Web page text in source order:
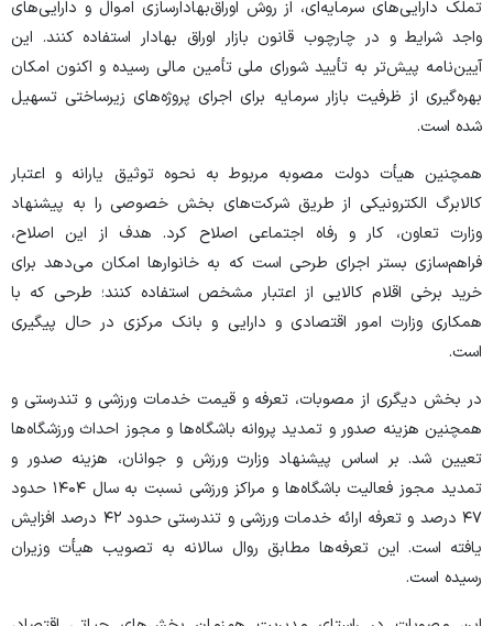
تملک دارایی‌های سرمایه‌ای، از روش اوراق‌بهادارسازی اموال و دارایی‌های
واجد شرایط و در چارچوب قانون بازار اوراق بهادار استفاده کنند. این
آیین‌نامه پیش‌تر به تأیید شورای ملی تأمین مالی رسیده و اکنون امکان
بهره‌گیری از ظرفیت بازار سرمایه برای اجرای پروژه‌های زیرساختی تسهیل
شده است.
همچنین هیأت دولت مصوبه مربوط به نحوه توثیق یارانه و اعتبار
کالابرگ الکترونیکی از طریق شرکت‌های بخش خصوصی را به پیشنهاد
وزارت تعاون، کار و رفاه اجتماعی اصلاح کرد. هدف از این اصلاح،
فراهم‌سازی بستر اجرای طرحی است که به خانوار‌ها امکان می‌دهد برای
خرید برخی اقلام کالایی از اعتبار مشخص استفاده کنند؛ طرحی که با
همکاری وزارت امور اقتصادی و دارایی و بانک مرکزی در حال پیگیری
است.
در بخش دیگری از مصوبات، تعرفه و قیمت خدمات ورزشی و تندرستی و
همچنین هزینه صدور و تمدید پروانه باشگاه‌ها و مجوز احداث ورزشگاه‌ها
تعیین شد. بر اساس پیشنهاد وزارت ورزش و جوانان، هزینه صدور و
تمدید مجوز فعالیت باشگاه‌ها و مراکز ورزشی نسبت به سال ۱۴۰۴ حدود
۴۷ درصد و تعرفه ارائه خدمات ورزشی و تندرستی حدود ۴۲ درصد افزایش
یافته است. این تعرفه‌ها مطابق روال سالانه به تصویب هیأت وزیران
رسیده است.